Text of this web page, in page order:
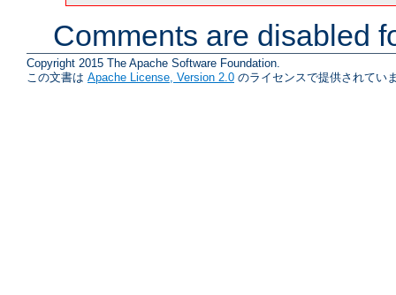
Comments are disabled
Copyright 2015 The Apache Software Foundation.
この文書は Apache License, Version 2.0 のライセンスで提供されてい